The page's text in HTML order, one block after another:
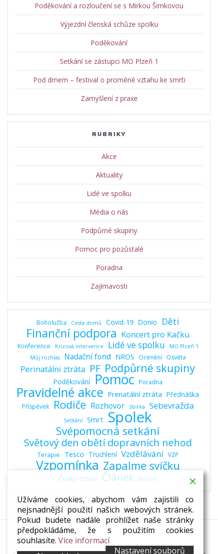
Poděkování a rozloučení se s Mirkou Šimkovou
Výjezdní členská schůze spolku
Poděkování
Setkání se zástupci MO Plzeň 1
Pod drnem – festival o proměně vztahu ke smrti
Zamyšlení z praxe
RUBRIKY
Akce
Aktuality
Lidé ve spolku
Média o nás
Podpůrné skupiny
Pomoc pro pozůstalé
Poradna
Zajímavosti
Boholužba Cesta domů Covid-19 Donio Děti
Finanční podpora Koncert pro Kačku
Konference Krizová intervence Lidé ve spolku
MO Plzeň 1
Můj rozhlas
Nadační fond NROS Ocenění Osvěta
Perinatální ztráta PF Podpůrné skupiny
Poděkování Pomoc Poradna
Pravidelné akce Prenatální ztráta Přednáška
Příspěvek Rodiče Rozhovor Sbírka Sebevražda
Setkání Smrt Spolek
Svépomocná setkání
Světový den obětí dopravních nehod
Terapie Tesco Truchlení Vzdělávání VZP
Vzpomínka Zapalme svíčku
Český rozhlas Článek Školení
Užíváme cookies, abychom vám zajistili co
nejsnadnější použití našich webových stránek.
Pokud budete nadále prohlížet naše stránky
předpokládáme, že s použitím cookies
souhlasíte. Více informací
Nastavení souborů